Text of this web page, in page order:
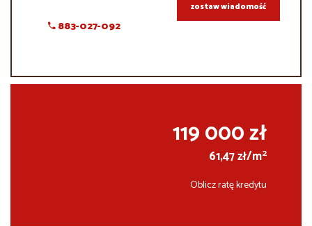
883-027-092
zostaw wiadomość
119 000 zł
61,47 zł/m2
Oblicz ratę kredytu